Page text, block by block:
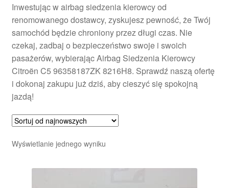
Inwestując w airbag siedzenia kierowcy od
renomowanego dostawcy, zyskujesz pewność, że Twój
samochód będzie chroniony przez długi czas. Nie
czekaj, zadbaj o bezpieczeństwo swoje i swoich
pasażerów, wybierając Airbag Siedzenia Kierowcy
Citroën C5 96358187ZK 8216H8. Sprawdź naszą ofertę
i dokonaj zakupu już dziś, aby cieszyć się spokojną
jazdą!
Wyświetlanie jednego wyniku